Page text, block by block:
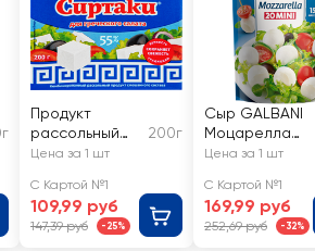
Продукт
рассольный
комбинирован
Original Для
греческого
салата 55%
200г
Цена за 1 шт
С Картой №1
109,99 руб
147,39 руб -25%
Сыр GALBANI
Моцарелла
Мини 45%, без
Цена за 1 шт
С Картой №1
169,99 руб
252,69 руб -32%